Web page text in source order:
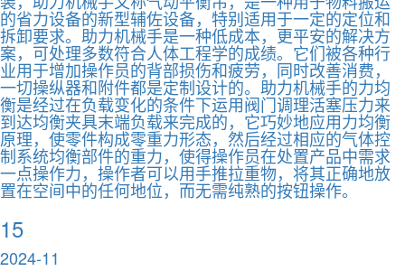
的省力设备的新型辅佐设备，特别适用于一定的定位和
拆卸要求。助力机械手是一种低成本，更平安的解决方
案，可处理多数符合人体工程学的成绩。它们被各种行
业用于增加操作员的背部损伤和疲劳，同时改善消费，
一切操纵器和附件都是定制设计的。助力机械手的力均
衡是经过在负载变化的条件下运用阀门调理活塞压力来
到达均衡夹具末端负载来完成的，它巧妙地应用力均衡
原理，使零件构成零重力形态，然后经过相应的气体控
制系统均衡部件的重力，使得操作员在处置产品中需求
一点操作力，操作者可以用手推拉重物，将其正确地放
置在空间中的任何地位，而无需纯熟的按钮操作。
15
2024-11